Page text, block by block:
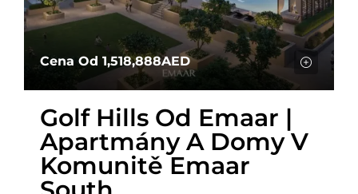
Cena Od 1,518,888AED
Golf Hills Od Emaar |
Apartmány A Domy V
Komunitě Emaar